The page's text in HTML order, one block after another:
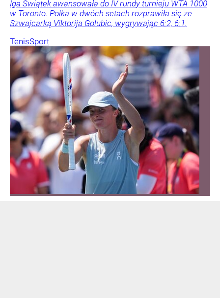
Iga Świątek awansowała do IV rundy turnieju WTA 1000
w Toronto. Polka w dwóch setach rozprawiła się ze
Szwajcarką Viktorija Golubic, wygrywając 6:2, 6:1.
TenisSport